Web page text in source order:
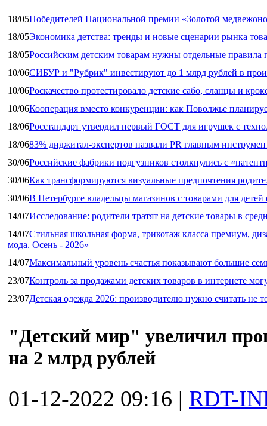
18/05Победителей Национальной премии «Золотой
18/05Экономика детства: тренды и новые сценарии рынка
18/05Российским детским товарам нужны отдельные правила
10/06СИБУР и "Рубрик" инвестируют до 1 млрд рублей в
10/06Роскачество протестировало детские сабо, сланцы и
10/06Кооперация вместо конкуренции: как Поволжье
18/06Росстандарт утвердил первый ГОСТ для игрушек с
18/0683% диджитал‑экспертов назвали PR главным
30/06Российские фабрики подгузников столкнулись с
30/06Как трансформируются визуальные предпочтения
30/06В Петербурге владельцы магазинов с товарами для
14/07Исследование: родители тратят на детские товары в
14/07Стильная школьная форма, трикотаж класса премиум,
мода. Осень - 2026»
14/07Максимальный уровень счастья показывают большие
23/07Контроль за продажами детских товаров в интернете
23/07Детская одежда 2026: производителю нужно считать не
"Детский мир" увеличил
на 2 млрд рублей
01-12-2022 09:16 | RDT-